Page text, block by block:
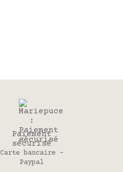
Paiement
sécurisé
Carte bancaire -
Paypal